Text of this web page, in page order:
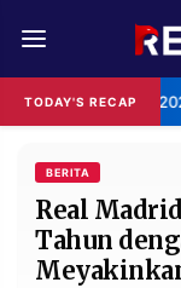
TODAY'S RECAP
Haji 2026 Capai
REDAKSI
RESOLUSI
RUBRIKASI
EDITORIAL
BERITA
Real
Tahun